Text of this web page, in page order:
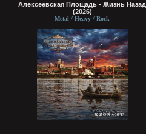
Алексеевская Площадь - Жизнь Назад
(2026)
Metal / Heavy / Rock